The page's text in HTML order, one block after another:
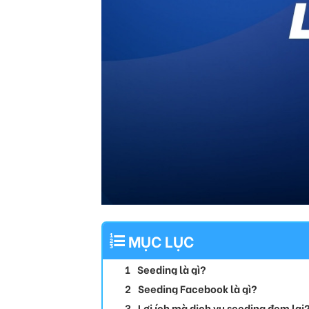
MỤC LỤC
Seeding là gì?
Seeding Facebook là gì?